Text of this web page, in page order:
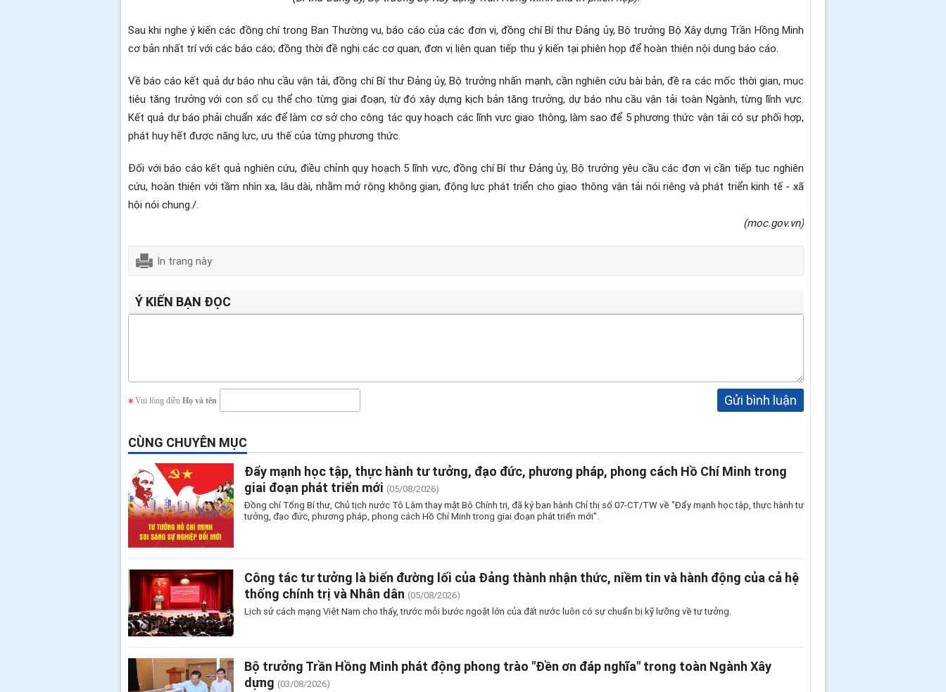
Sau khi nghe ý kiến các đồng chí trong Ban Thường vụ, báo cáo của các đơn vị, đồng chí Bí thư Đảng ủy, Bộ trưởng Bộ Xây dựng Trần Hồng Minh
cơ bản nhất trí với các báo cáo; đồng thời đề nghị các cơ quan, đơn vị liên quan tiếp thu ý kiến tại phiên họp để hoàn thiện nội dung báo cáo.
Về báo cáo kết quả dự báo nhu cầu vận tải, đồng chí Bí thư Đảng ủy, Bộ trưởng nhấn mạnh, cần nghiên cứu bài bản, đề ra các mốc thời gian, mục
tiêu tăng trưởng với con số cụ thể cho từng giai đoạn, từ đó xây dựng kịch bản tăng trưởng, dự báo nhu cầu vận tải toàn Ngành, từng lĩnh vực.
Kết quả dự báo phải chuẩn xác để làm cơ sở cho công tác quy hoạch các lĩnh vực giao thông, làm sao để 5 phương thức vận tải có sự phối hợp,
phát huy hết được năng lực, ưu thế của từng phương thức.
Đối với báo cáo kết quả nghiên cứu, điều chỉnh quy hoạch 5 lĩnh vực, đồng chí Bí thư Đảng ủy, Bộ trưởng yêu cầu các đơn vị cần tiếp tục nghiên
cứu, hoàn thiện với tầm nhìn xa, lâu dài, nhằm mở rộng không gian, động lực phát triển cho giao thông vận tải nói riêng và phát triển kinh tế - xã
hội nói chung./.
(moc.gov.vn)
In trang này
Ý KIẾN BẠN ĐỌC
Vui lòng điền Họ và tên Gửi bình luận
CÙNG CHUYÊN MỤC
Đẩy mạnh học tập, thực hành tư tưởng, đạo đức, phương pháp, phong cách Hồ Chí Minh trong
giai đoạn phát triển mới (05/08/2026)
Đồng chí Tổng Bí thư, Chủ tịch nước Tô Lâm thay mặt Bộ Chính trị, đã ký ban hành Chỉ thị số 07-CT/TW về "Đẩy mạnh học tập, thực hành tư
tưởng, đạo đức, phương pháp, phong cách Hồ Chí Minh trong giai đoạn phát triển mới".
Công tác tư tưởng là biến đường lối của Đảng thành nhận thức, niềm tin và hành động của cả hệ
thống chính trị và Nhân dân (05/08/2026)
Lịch sử cách mạng Việt Nam cho thấy, trước mỗi bước ngoặt lớn của đất nước luôn có sự chuẩn bị kỹ lưỡng về tư tưởng.
Bộ trưởng Trần Hồng Minh phát động phong trào "Đền ơn đáp nghĩa" trong toàn Ngành Xây
dựng (03/08/2026)